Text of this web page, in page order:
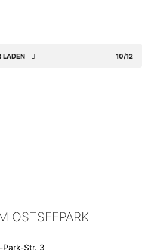
LADEN 10/12
OSTSEEPARK
Park-Str. 3